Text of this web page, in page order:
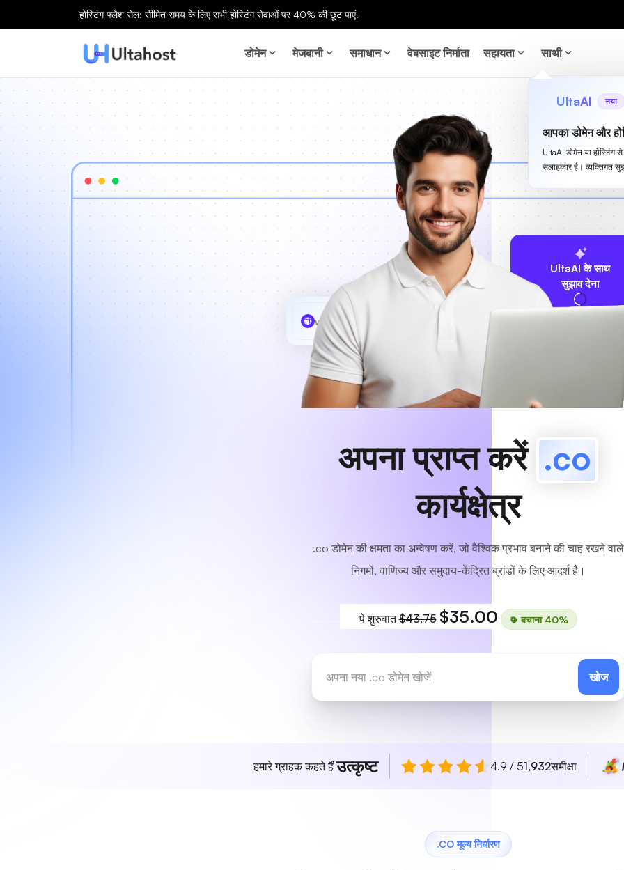
होस्टिंग फ्लैश सेल: सीमित समय के लिए सभी होस्टिंग सेवाओं पर 40% की छूट पाएं!
डोमेन मेजबानी समाधान वेबसाइट निर्माता सहायता साथी
UltaAI नया
आपका डोमेन और
UltaAI डोमेन या होस्टिंग
सलाहकार है। व्यक्तिगत
UltaAI के साथ
सुझाव देना
www MyCafe
अपना प्राप्त करें .co
कार्यक्षेत्र
.co डोमेन की क्षमता का अन्वेषण करें, जो वैश्विक प्रभाव बनाने की चाह रखने वाले
निगमों, वाणिज्य और समुदाय-केंद्रित ब्रांडों के लिए आदर्श है।
पे शुरुवात$43.75 $35.00 बचाना 40%
खोज
हमारे ग्राहक कहते हैंउत्कृष्ट 4.9 / 51,932समीक्षा
.CO मूल्य निर्धारण